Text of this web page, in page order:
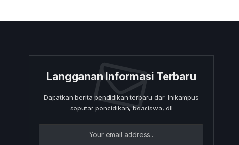
Langganan Informasi Terbaru
Dapatkan berita pendidikan terbaru dari Inikampus
seputar pendidikan, beasiswa, dll